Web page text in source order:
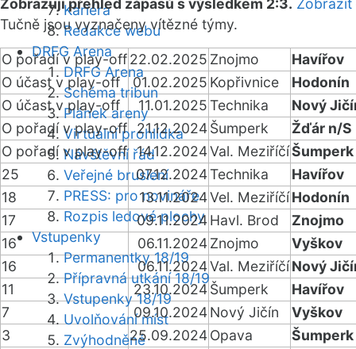
Kariéra
Redakce webu
DRFG Arena
DRFG Arena
Schéma tribun
Plánek areny
Virtuální prohlídka
Návštěvní řád
Veřejné bruslení
PRESS: pro novináře
Rozpis ledové plochy
Vstupenky
Permanentky 18/19
Přípravná utkání 18/19
Vstupenky 18/19
Uvolňování míst
Zvýhodněné
Zobrazuji přehled zápasů s výsledkem 2:3. Zobrazit
Tučně jsou vyznačeny vítězné týmy.
O pořadí v play-off22.02.2025 Znojmo Havířov
O účast v play-off
01.02.2025 Kopřivnice Hodonín
O účast v play-off
11.01.2025Technika Nový
O pořadí v play-off
21.12.2024Šumperk Žďár n/S
O pořadí v play-off 14.12.2024Val. MeziříčíŠumperk
25
07.12.2024Technika Havířov
18
13.11.2024Vel. MeziříčíHodonín
17
09.11.2024Havl. Brod Znojmo
16
06.11.2024Znojmo Vyškov
16
06.11.2024Val. MeziříčíNový
11
23.10.2024Šumperk Havířov
7
09.10.2024Nový Jičín Vyškov
3
25.09.2024Opava Šumperk